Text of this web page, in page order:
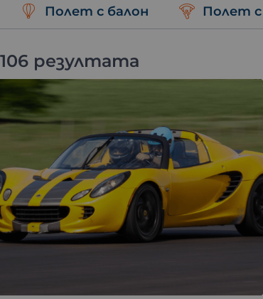
Полет с балон Полет с
резултата